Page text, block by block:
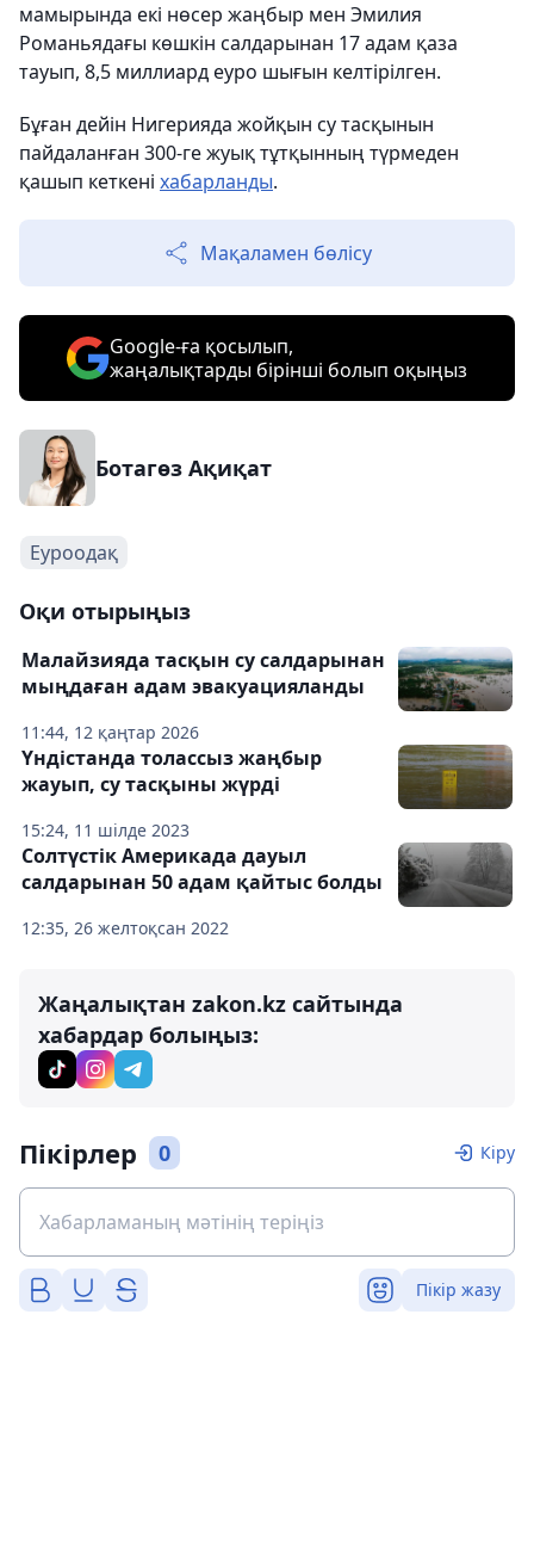
мамырында екі нөсер жаңбыр мен Эмилия
Романьядағы көшкін салдарынан 17 адам қаза
тауып, 8,5 миллиард еуро шығын келтірілген.
Бұған дейін Нигерияда жойқын су тасқынын
пайдаланған 300-ге жуық тұтқынның түрмеден
қашып кеткені хабарланды.
Мақаламен бөлісу
Google-ға қосылып,
жаңалықтарды бірінші болып оқыңыз
Ботагөз Ақиқат
Еуроодақ
Оқи отырыңыз
11:44, 12 қаңтар 2026
Малайзияда тасқын су салдарынан
мыңдаған адам эвакуацияланды
15:24, 11 шілде 2023
Үндістанда толассыз жаңбыр
жауып, су тасқыны жүрді
12:35, 26 желтоқсан 2022
Солтүстік Америкада дауыл
салдарынан 50 адам қайтыс болды
Жаңалықтан zakon.kz сайтында
хабардар болыңыз:
Пікірлер 0 Кіру
Пікір жазу